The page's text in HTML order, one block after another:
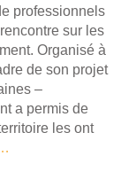
professionnels
sur les
Organisé à
de son projet
–
a permis de
les ont